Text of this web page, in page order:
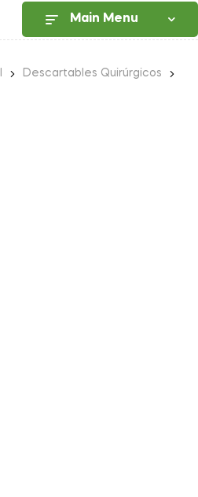
Main Menu
Descartables Quirúrgicos